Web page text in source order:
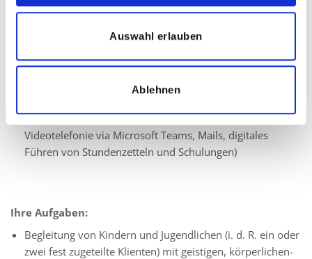
Auswahl erlauben
Ablehnen
Leidenschaft für die individuelle Förderung von Kindern
und Jugendlichen mit besonderen Bedürfnissen
Einfühlungsvermögen
Eine zuverlässige und vertrauensvolle Arbeitsweise
Grundkenntnisse in der Handhabung von Technik (für
Videotelefonie via Microsoft Teams, Mails, digitales
Führen von Stundenzetteln und Schulungen)
Ihre Aufgaben:
Begleitung von Kindern und Jugendlichen (i. d. R. ein oder
zwei fest zugeteilte Klienten) mit geistigen, körperlichen-